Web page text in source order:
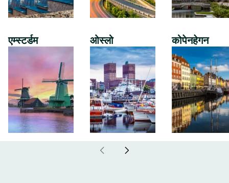
एम्स्टर्डम ओस्लो कोपेनहेगन